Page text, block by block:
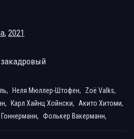
, 2021
Неля Мюллер-Штофен,
Zoë Valks,
Карл Хайнц Хойнски,
Акито Хитоми,
Фолькер Вакерманн,